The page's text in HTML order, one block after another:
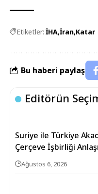
Etiketler: İHA İran Katar
Bu haberi paylaş
Editörün
Suriye ile Türkiye
Çerçeve İşbirliği
Ağustos 6, 2026